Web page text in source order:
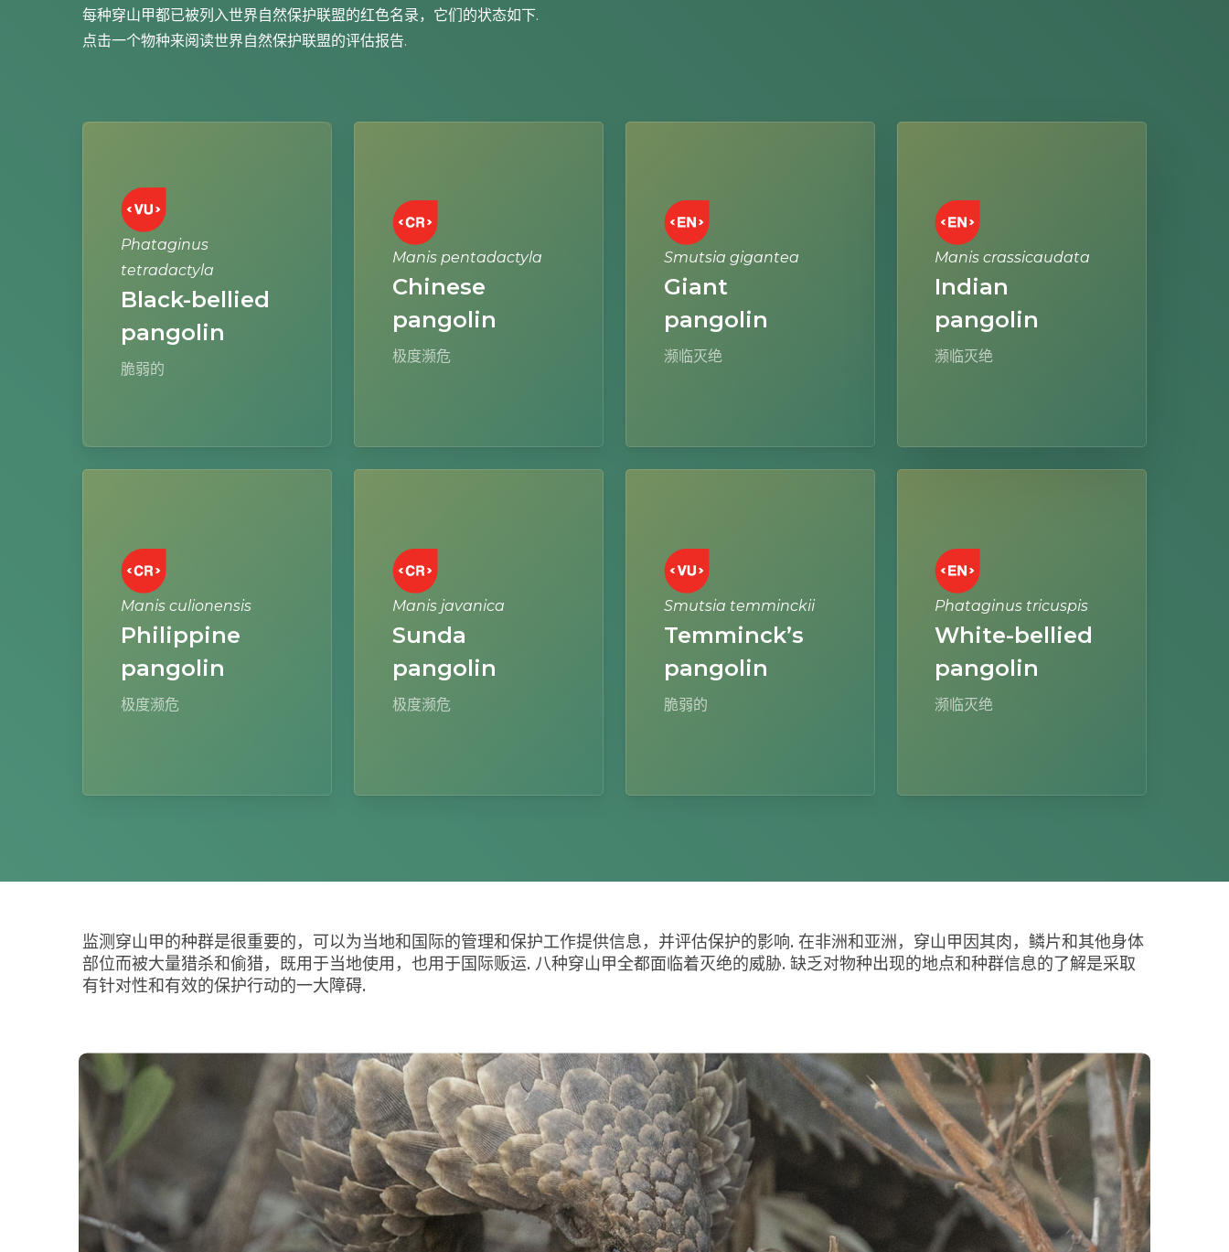
每种穿山甲都已被列入世界自然保护联盟的红色名录，它们的状态如下.
点击一个物种来阅读世界自然保护联盟的评估报告.
Phataginus
tetradactyla
Black-bellied
pangolin
脆弱的
Manis pentadactyla
Chinese
pangolin
极度濒危
Smutsia gigantea
Giant
pangolin
濒临灭绝
Manis crassicaudata
Indian
pangolin
濒临灭绝
Manis culionensis
Philippine
pangolin
极度濒危
Manis javanica
Sunda
pangolin
极度濒危
Smutsia temminckii
Temminck’s
pangolin
脆弱的
Phataginus tricuspis
White-bellied
pangolin
濒临灭绝
监测穿山甲的种群是很重要的，可以为当地和国际的管理和保护工作提供信息，并评估保护的影响. 在非洲和亚洲，穿山甲因其肉，鳞片和其他身体
部位而被大量猎杀和偷猎，既用于当地使用，也用于国际贩运. 八种穿山甲全都面临着灭绝的威胁. 缺乏对物种出现的地点和种群信息的了解是采取
有针对性和有效的保护行动的一大障碍.